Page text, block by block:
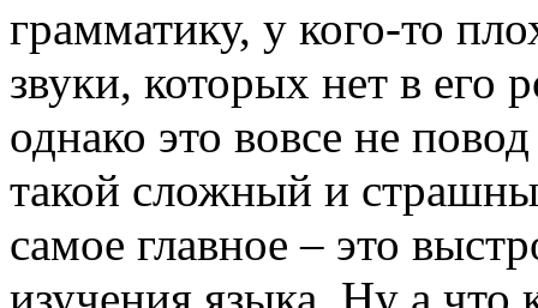
грамматику, у кого-то
звуки, которых нет в его
однако это вовсе не
такой сложный и
самое главное – это